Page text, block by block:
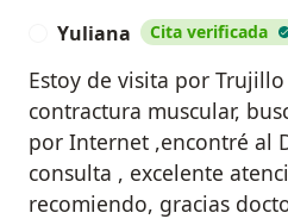
Yuliana Cita verificada
Estoy de visita por
contractura muscular,
por Internet ,encontré al
consulta , excelente
recomiendo, gracias